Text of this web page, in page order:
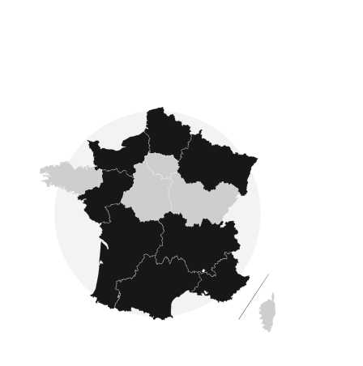
L'estimation immobilière
Avec Côté France Immobilier, faîtes confiance à
des experts en estimation immobilière. Après une
estimation immobilière réalisée par un de nos
experts, vous êtes sûr d'obtenir une
évaluation précise et fiablede la valeur de
votre bien avant de le mettre en vente.